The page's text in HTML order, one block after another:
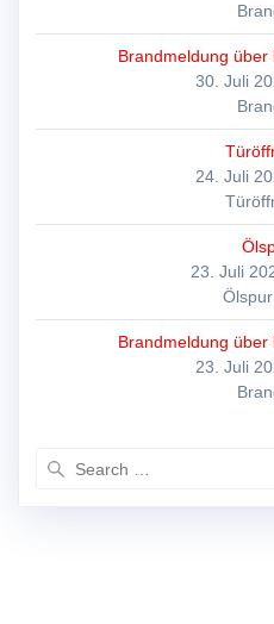
Brandmeldung
30. Juli
24. Juli
23. Juli
Brandmeldung
23. Juli